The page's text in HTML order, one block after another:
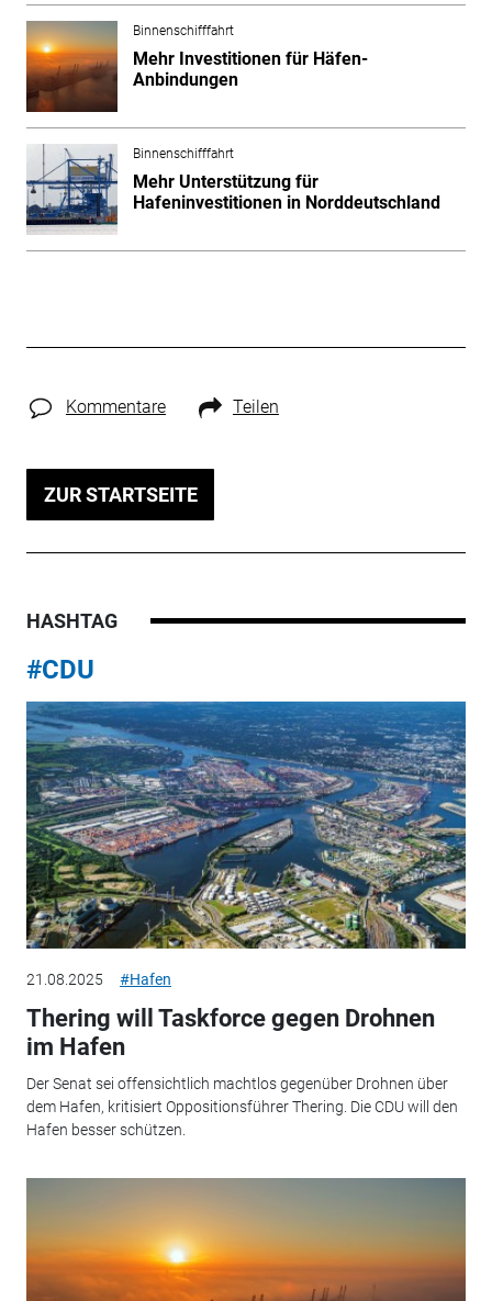
Binnenschifffahrt
Mehr Investitionen für Häfen-
Anbindungen
Binnenschifffahrt
Mehr Unterstützung für
Hafeninvestitionen in Norddeutschland
Kommentare Teilen
ZUR STARTSEITE
HASHTAG
#CDU
21.08.2025 #Hafen
Thering will Taskforce gegen Drohnen
im Hafen
Der Senat sei offensichtlich machtlos gegenüber Drohnen über
dem Hafen, kritisiert Oppositionsführer Thering. Die CDU will den
Hafen besser schützen.